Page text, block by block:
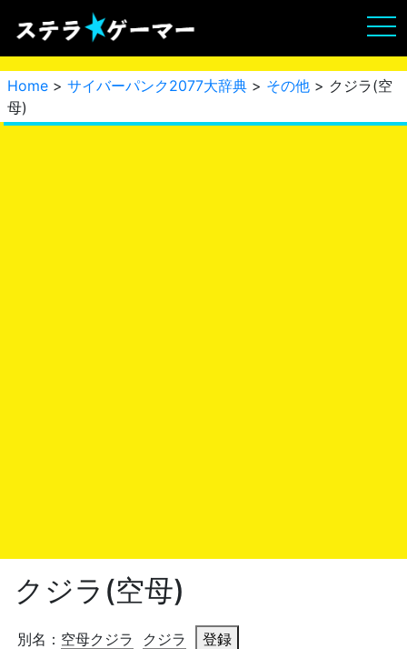
Home > サイバーパンク2077大辞典 > その他 > クジラ(空
母)
クジラ(空母)
別名： 空母クジラ クジラ 登録